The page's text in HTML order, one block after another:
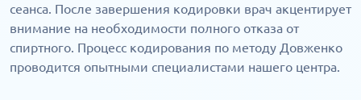
сеанса. После завершения кодировки врач акцентирует
внимание на необходимости полного отказа от
спиртного. Процесс кодирования по методу Довженко
проводится опытными специалистами нашего центра.